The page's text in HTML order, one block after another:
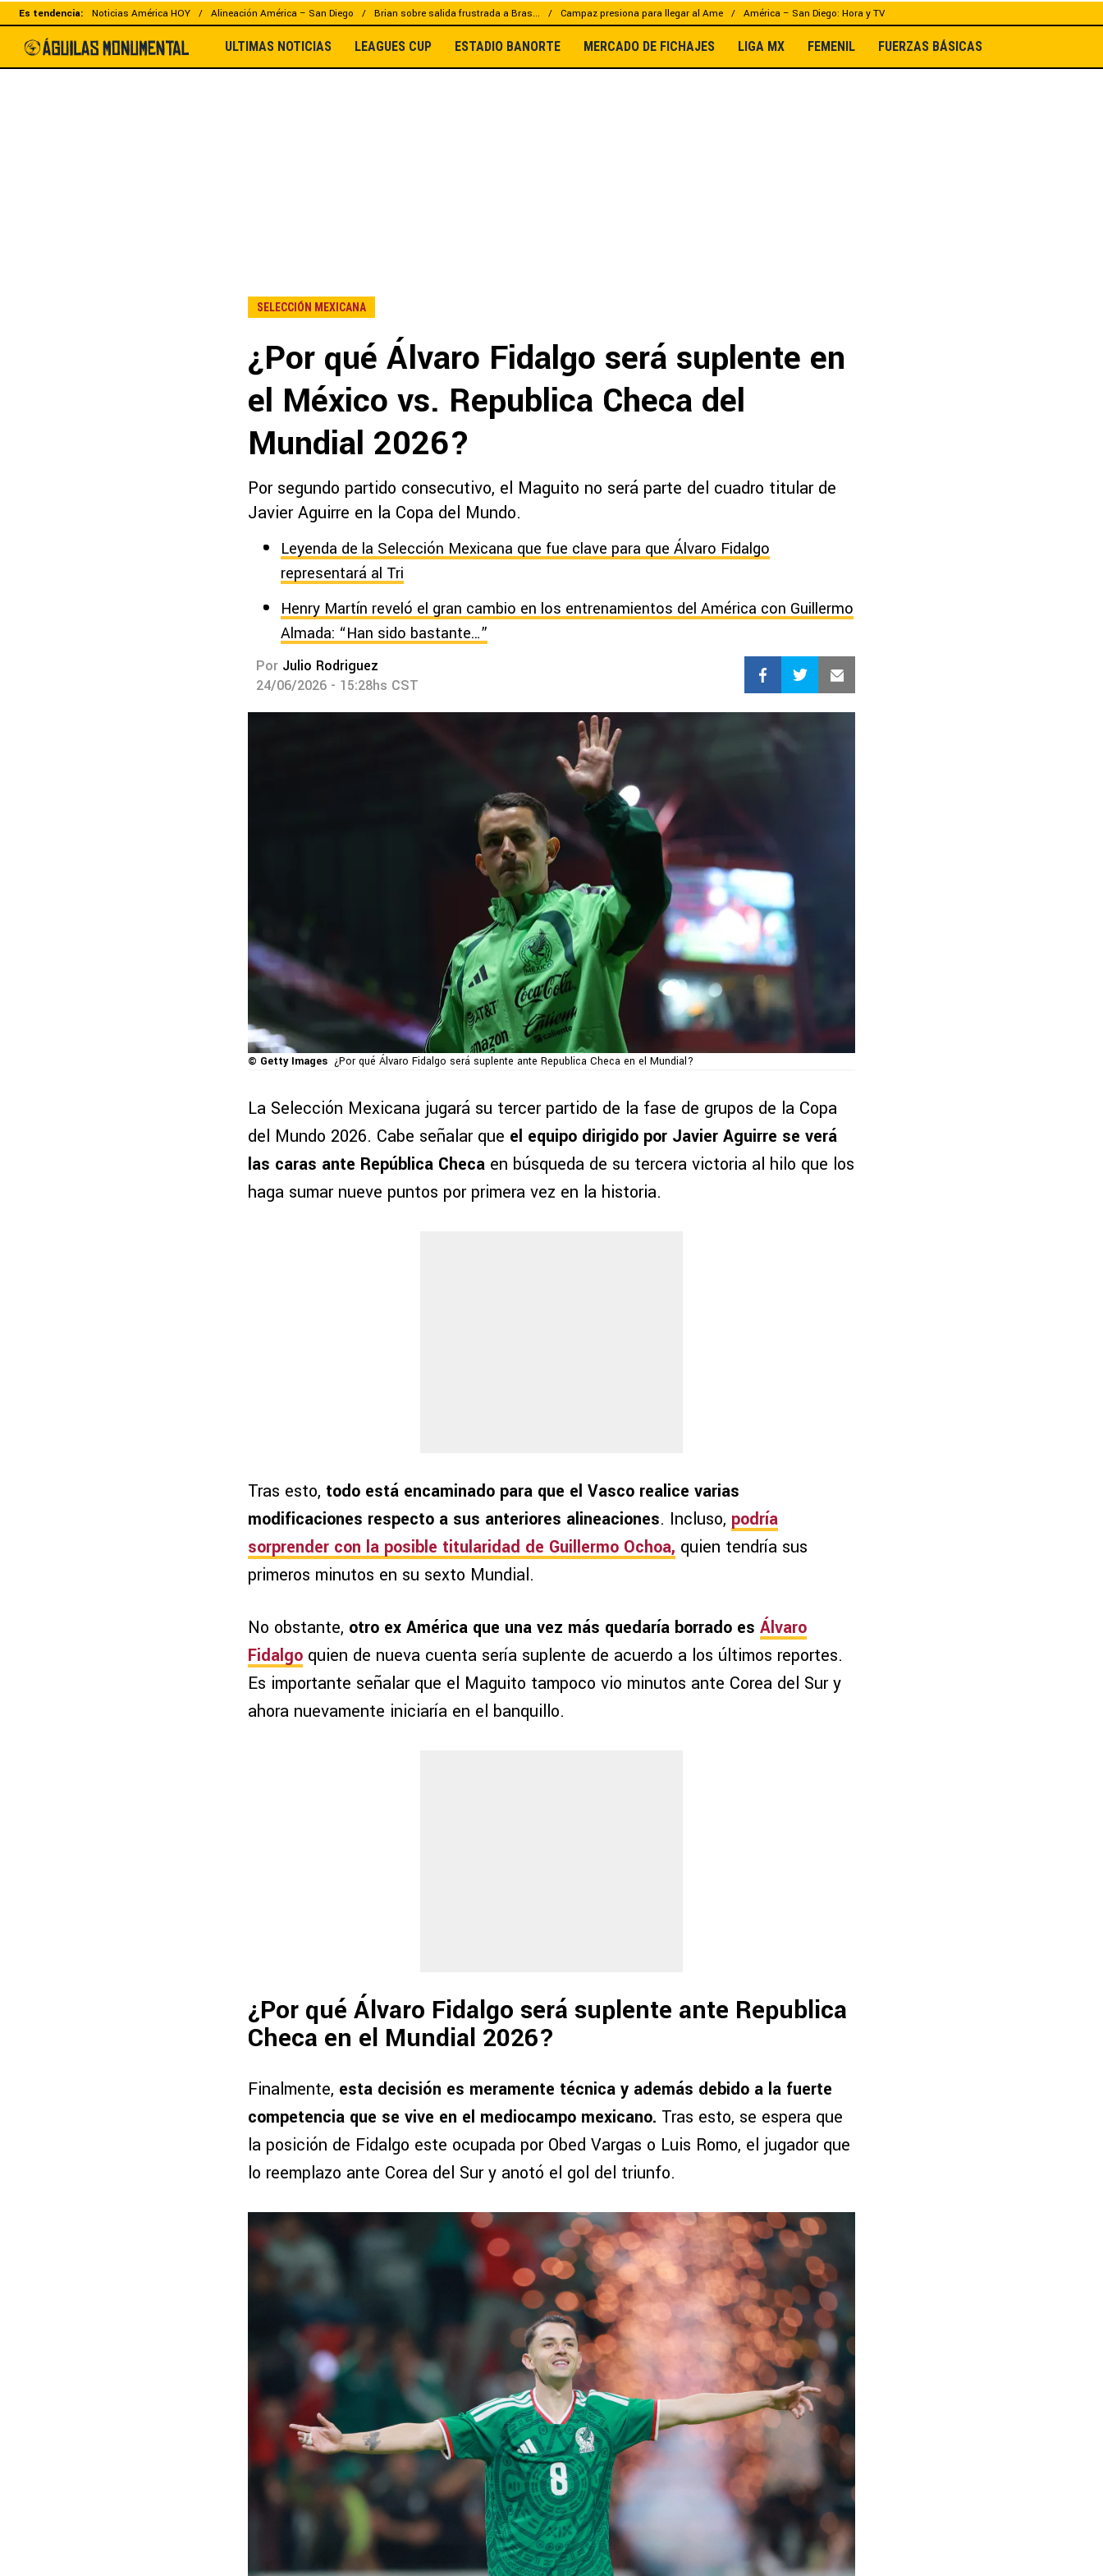
Es tendencia: Noticias América HOY Alineación América – San Diego Brian sobre salida frustrada a Bras... Campaz presiona para llegar al Ame América – San Diego: Hora y TV
ULTIMAS NOTICIAS LEAGUES CUP ESTADIO BANORTE MERCADO DE FICHAJES LIGA MX FEMENIL FUERZAS BÁSICAS
SELECCIÓN MEXICANA
¿Por qué Álvaro Fidalgo será suplente en
el México vs. Republica Checa del
Mundial 2026?
Por segundo partido consecutivo, el Maguito no será parte del cuadro titular de
Javier Aguirre en la Copa del Mundo.
Leyenda de la Selección Mexicana que fue clave para que Álvaro Fidalgo
representará al Tri
Henry Martín reveló el gran cambio en los entrenamientos del América con Guillermo
Almada: “Han sido bastante…”
Por Julio Rodriguez
24/06/2026 - 15:28hs CST
© Getty Images ¿Por qué Álvaro Fidalgo será suplente ante Republica Checa en el Mundial?
La Selección Mexicana jugará su tercer partido de la fase de grupos de la Copa
del Mundo 2026. Cabe señalar que el equipo dirigido por Javier Aguirre se verá
las caras ante República Checa en búsqueda de su tercera victoria al hilo que los
haga sumar nueve puntos por primera vez en la historia.
Tras esto, todo está encaminado para que el Vasco realice varias
modificaciones respecto a sus anteriores alineaciones. Incluso, podría
sorprender con la posible titularidad de Guillermo Ochoa, quien tendría sus
primeros minutos en su sexto Mundial.
No obstante, otro ex América que una vez más quedaría borrado es Álvaro
Fidalgo quien de nueva cuenta sería suplente de acuerdo a los últimos reportes.
Es importante señalar que el Maguito tampoco vio minutos ante Corea del Sur y
ahora nuevamente iniciaría en el banquillo.
¿Por qué Álvaro Fidalgo será suplente ante Republica
Checa en el Mundial 2026?
Finalmente, esta decisión es meramente técnica y además debido a la fuerte
competencia que se vive en el mediocampo mexicano. Tras esto, se espera que
la posición de Fidalgo este ocupada por Obed Vargas o Luis Romo, el jugador que
lo reemplazo ante Corea del Sur y anotó el gol del triunfo.